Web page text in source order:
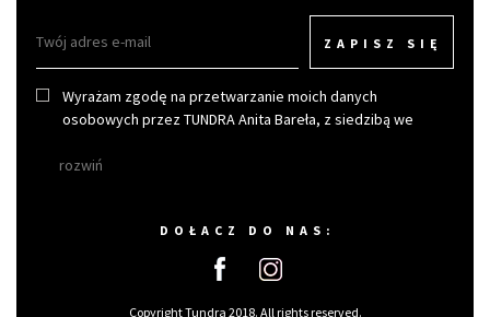
ZAPISZ SIĘ
Wyrażam zgodę na przetwarzanie moich danych
osobowych przez TUNDRA Anita Bareła, z siedzibą we
rozwiń
DOŁACZ DO NAS:
Copyright Tundra 2018. All rights reserved.